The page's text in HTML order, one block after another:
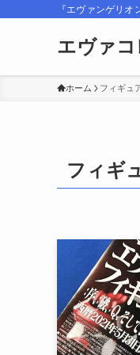
『エヴァンゲリ
エヴァ
ホーム フィギュ
フィギ